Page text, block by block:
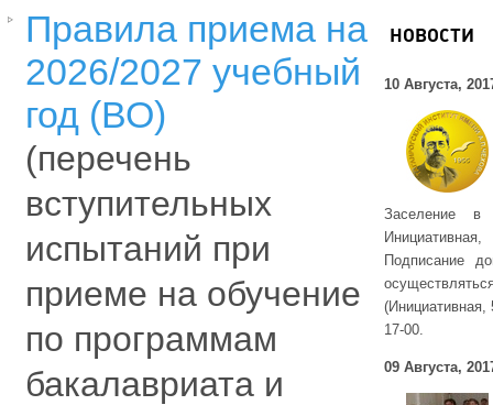
Правила приема на
2026/2027 учебный
год (ВО)
(перечень
вступительных
испытаний при
приеме на обучение
по программам
бакалавриата и
НОВОСТИ
10 Августа,
Заселение в
Подписание
17-00.
09 Августа,